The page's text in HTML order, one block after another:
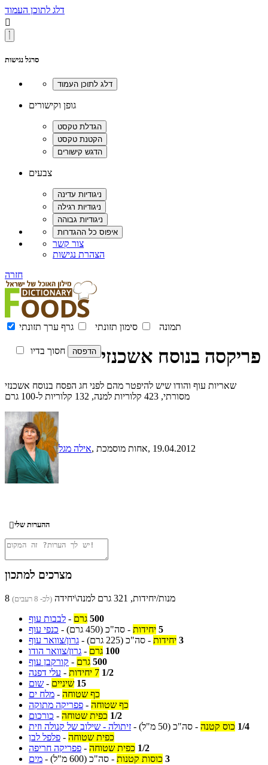
דלג לתוכן העמוד

סרגל נגישות
גופן וקישורים
צבעים
צור קשר
הצהרת נגישות
חזרה
תמונה סימון תזונתי גרף ערך תזונתי
חסוך בדיו פריקסה בנוסח אשכנזי
שאריות עוף והודו שיש להיפטר מהם לפני חג הפסח בנוסח אשכנזי
מסורתי, 423 קלוריות למנה, 132 קלוריות ל-100 גרם
אילה מגל , אחות מוסמכת, 19.04.2012
ההערות שלי
מצרכים למתכון
8 מנות/יחידות, 321 גרם למנה\יחידה (לכ- 8 רעבים)
לבבות עוף - 500 גרם
כנפי עוף - 5 יחידות - סה"כ (450 גרם)
גרון/צוואר עוף - 3 יחידות - סה"כ (225 גרם)
גרון/צוואר הודו - 100 גרם
קורקבן עוף - 500 גרם
עלי דפנה - 1/2 7 יחידות
שום - 15 שיניים
מלח ים - כף שטוחה
פפריקה מתוקה - כף שטוחה
כורכום - 1/2 כפית שטוחה
זיתולה - שילוב של קנולה וזית - 1/4 כוס קטנה - סה"כ (50 מ"ל)
פלפל לבן - כפית שטוחה
פפריקה חריפה - 1/2 כפית שטוחה
מים - 3 כוסות קטנות - סה"כ (600 מ"ל)